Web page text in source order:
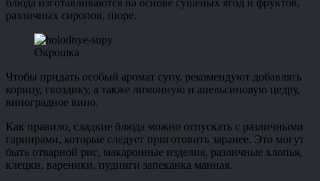
различных сиропов, пюре.
Окрошка
Чтобы придать особый аромат супу, рекомендуют добавлять
корицу, гвоздику, а также лимонную и апельсиновую цедру,
виноградное вино.
Как правило, сладкие блюда можно отпускать с различными
гарнирами, которые следует приготовить заранее. Это могут
быть отварной рис, макаронные изделия, различные хлопья,
клецки, вареники, пудинги запеканка манная.